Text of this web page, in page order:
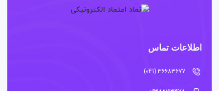
اطلاعات تماس
36683677 (041)